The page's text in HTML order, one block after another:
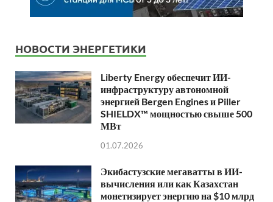
НОВОСТИ ЭНЕРГЕТИКИ
Liberty Energy обеспечит ИИ-
инфраструктуру автономной
энергией Bergen Engines и Piller
SHIELDX™ мощностью свыше 500
МВт
01.07.2026
Экибастузские мегаватты в ИИ-
вычисления или как Казахстан
монетизирует энергию на $10 млрд